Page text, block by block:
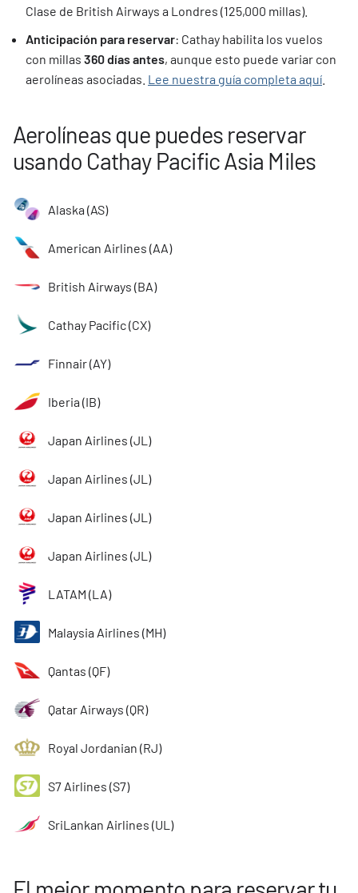
Clase de British Airways a Londres (125,000 millas).
Anticipación para reservar: Cathay habilita los vuelos
con millas 360 días antes, aunque esto puede variar con
aerolíneas asociadas. Lee nuestra guía completa aquí
Aerolíneas que puedes reservar
usando Cathay Pacific Asia Miles
Alaska (AS)
American Airlines (AA)
British Airways (BA)
Cathay Pacific (CX)
Finnair (AY)
Iberia (IB)
Japan Airlines (JL)
Japan Airlines (JL)
Japan Airlines (JL)
Japan Airlines (JL)
LATAM (LA)
Malaysia Airlines (MH)
Qantas (QF)
Qatar Airways (QR)
Royal Jordanian (RJ)
S7 Airlines (S7)
SriLankan Airlines (UL)